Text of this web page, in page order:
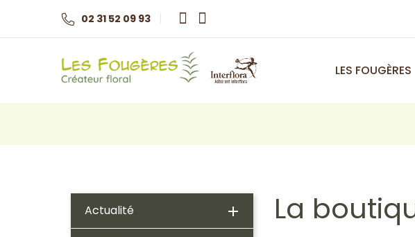
02 31 52 09 93
LES FOUGÈRES
Actualité  La